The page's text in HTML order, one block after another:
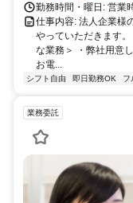
勤務時間・曜日: 営業
仕事内容: 法人企業様
やっていただきます
な業務＞ ・弊社用意
お電...
シフト自由 即日勤務OK フ
業務委託